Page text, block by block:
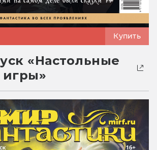
Купить
«Настольные